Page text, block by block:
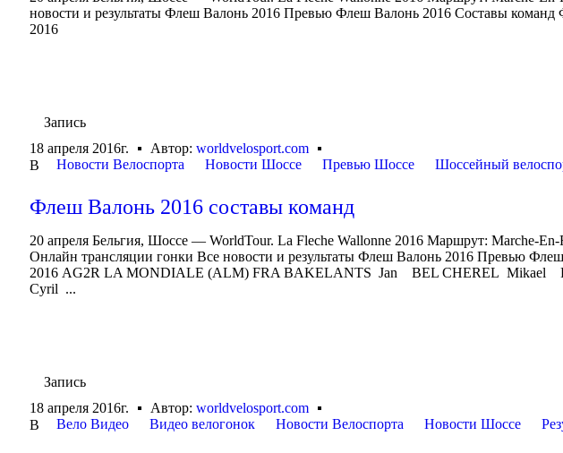
новости и результаты Флеш Валонь 2016 Превью Флеш Валонь 2016 Составы
2016
Запись
18 апреля 2016г.
Автор:worldvelosport.com
В
Новости Велоспорта Новости Шоссе Превью Шоссе Шоссейный
Флеш Валонь 2016 составы команд
20 апреля Бельгия, Шоссе — WorldTour. La Fleche Wallonne 2016 Маршрут: Marche-
Онлайн трансляции гонки Все новости и результаты Флеш Валонь 2016 Превью
2016 AG2R LA MONDIALE (ALM) FRA BAKELANTS Jan BEL CHEREL
Cyril ...
Запись
18 апреля 2016г.
Автор:worldvelosport.com
В
Вело Видео Видео велогонок Новости Велоспорта Новости Шоссе